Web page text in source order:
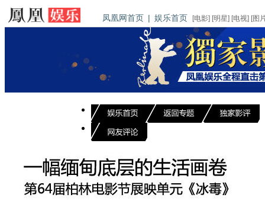
凤凰网首页 | 娱乐首页 [电影] [明星] [电视] [图